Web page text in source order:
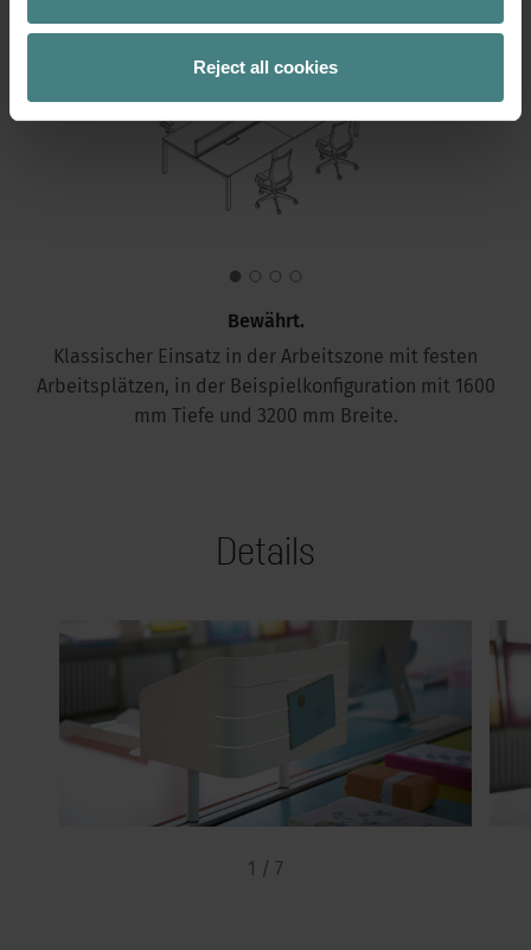
Reject all cookies
Bewährt.
Klassischer Einsatz in der Arbeitszone mit festen
Arbeitsplätzen, in der Beispielkonfiguration mit 1600
mm Tiefe und 3200 mm Breite.
Details
1 / 7